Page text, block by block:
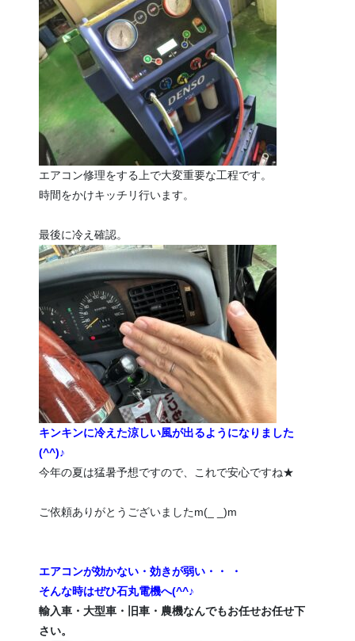
エアコン修理をする上で大変重要な工程です。
時間をかけキッチリ行います。
最後に冷え確認。
キンキンに冷えた涼しい風が出るようになりました
(^^)♪
今年の夏は猛暑予想ですので、これで安心ですね★
ご依頼ありがとうございましたm(_ _)m
エアコンが効かない・効きが弱い・・ ・
そんな時はぜひ石丸電機へ(^^♪
輸入車・大型車・旧車・農機なんでもお任せお任せ下
さい。